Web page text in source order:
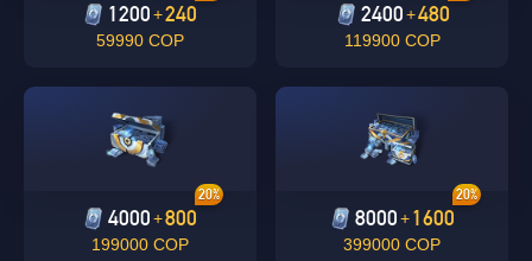
1200 +240
59990 COP
2400+480
119900 COP
4000 +800
20%
199000 COP
8000+1600
20%
399000 COP